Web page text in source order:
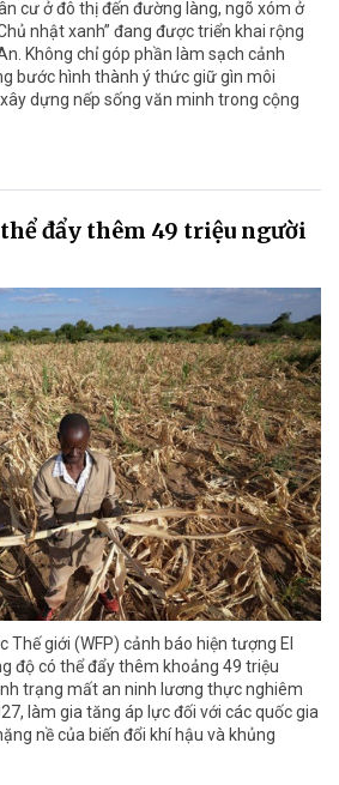
cư ở đô thị đến đường làng, ngõ xóm ở
nhật xanh” đang được triển khai rộng
Không chỉ góp phần làm sạch cảnh
bước hình thành ý thức giữ gìn môi
dựng nếp sống văn minh trong cộng
đẩy thêm 49 triệu người
giới (WFP) cảnh báo hiện tượng El
độ có thể đẩy thêm khoảng 49 triệu
trạng mất an ninh lương thực nghiêm
làm gia tăng áp lực đối với các quốc gia
nề của biến đổi khí hậu và khủng